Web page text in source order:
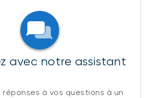
avec notre assistant
à vos questions à un